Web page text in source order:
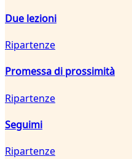
Due lezioni
Ripartenze
Promessa di prossimità
Ripartenze
Seguimi
Ripartenze